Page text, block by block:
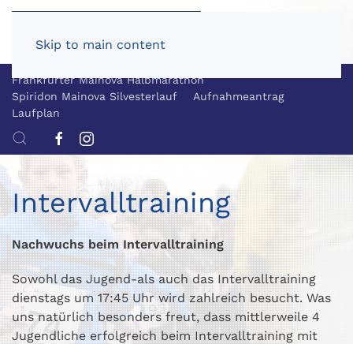
Skip to main content
Frankfurter Mainova Halbmarathon
Spiridon Mainova Silvesterlauf
Aufnahmeantrag
Laufplan
Intervalltraining
Nachwuchs beim Intervalltraining
Sowohl das Jugend-als auch das Intervalltraining
dienstags um 17:45 Uhr wird zahlreich besucht. Was
uns natürlich besonders freut, dass mittlerweile 4
Jugendliche erfolgreich beim Intervalltraining mit